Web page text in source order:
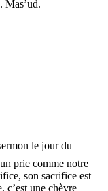
Mas’ud.
prie comme notre
son sacrifice est
c’est une chèvre